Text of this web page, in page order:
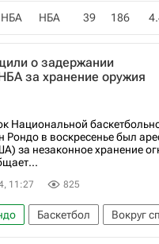
НБА НБА 39 186
о задержании
за хранение оружия
Национальной
в воскресенье был
за незаконное хранение
11:27 825
Баскетбол
Вокруг